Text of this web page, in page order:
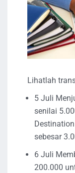
Lihatlah
5 Juli
senilai
sebesar
6 Juli
200.000